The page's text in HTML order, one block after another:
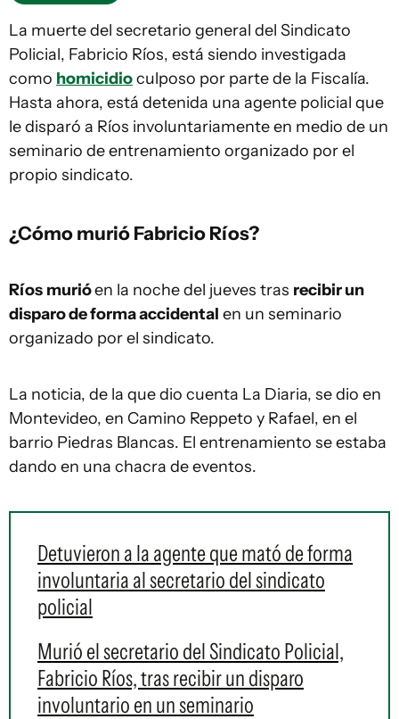
La muerte del secretario general del Sindicato
Policial, Fabricio Ríos, está siendo investigada
como homicidioculposo por parte de la Fiscalía.
Hasta ahora, está detenida una agente policial que
le disparó a Ríos involuntariamente en medio de un
seminario de entrenamiento organizado por el
propio sindicato.
¿Cómo murió Fabricio Ríos?
Ríos murióen la noche del jueves tras recibir un
disparo de forma accidental en un seminario
organizado por el sindicato.
La noticia, de la que dio cuenta La Diaria, se dio en
Montevideo, en Camino Reppeto y Rafael, en el
barrio Piedras Blancas. El entrenamiento se estaba
dando en una chacra de eventos.
Detuvieron a la agente que mató de forma
involuntaria al secretario del sindicato
policial
Murió el secretario del Sindicato Policial,
Fabricio Ríos, tras recibir un disparo
involuntario en un seminario